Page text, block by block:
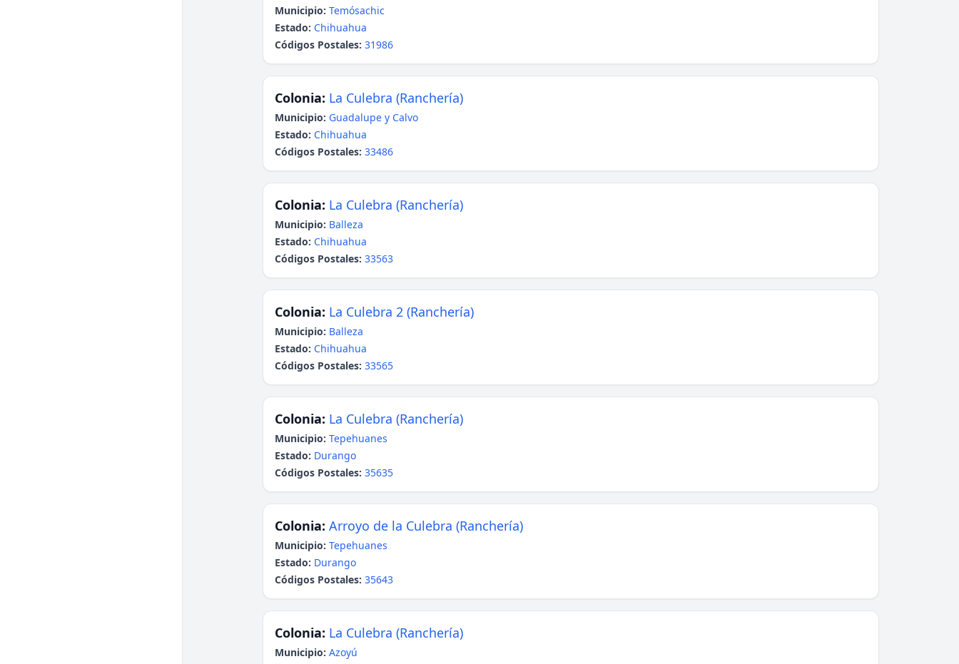
Municipio: Temósachic
Estado: Chihuahua
Códigos Postales: 31986
Colonia: La Culebra (Ranchería)
Municipio: Guadalupe y Calvo
Estado: Chihuahua
Códigos Postales: 33486
Colonia: La Culebra (Ranchería)
Municipio: Balleza
Estado: Chihuahua
Códigos Postales: 33563
Colonia: La Culebra 2 (Ranchería)
Municipio: Balleza
Estado: Chihuahua
Códigos Postales: 33565
Colonia: La Culebra (Ranchería)
Municipio: Tepehuanes
Estado: Durango
Códigos Postales: 35635
Colonia: Arroyo de la Culebra (Ranchería)
Municipio: Tepehuanes
Estado: Durango
Códigos Postales: 35643
Colonia: La Culebra (Ranchería)
Municipio: Azoyú